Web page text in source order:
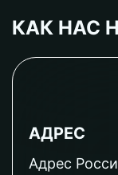
КАК НАС
АДРЕС
Адрес